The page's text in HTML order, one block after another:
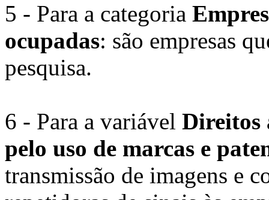
5 - Para a categoria
ocupadas: são empresas
pesquisa.
6 - Para a variável Direitos
pelo uso de marcas e
transmissão de imagens e